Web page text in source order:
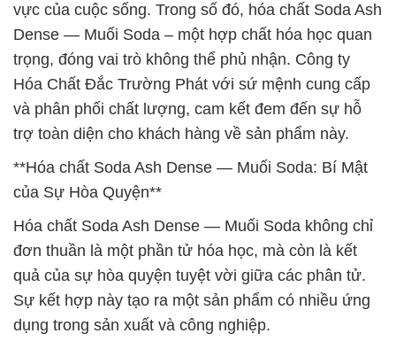
vực của cuộc sống. Trong số đó, hóa chất Soda Ash
Dense — Muối Soda – một hợp chất hóa học quan
trọng, đóng vai trò không thể phủ nhận. Công ty
Hóa Chất Đắc Trường Phát với sứ mệnh cung cấp
và phân phối chất lượng, cam kết đem đến sự hỗ
trợ toàn diện cho khách hàng về sản phẩm này.
**Hóa chất Soda Ash Dense — Muối Soda: Bí Mật
của Sự Hòa Quyện**
Hóa chất Soda Ash Dense — Muối Soda không chỉ
đơn thuần là một phần tử hóa học, mà còn là kết
quả của sự hòa quyện tuyệt vời giữa các phân tử.
Sự kết hợp này tạo ra một sản phẩm có nhiều ứng
dụng trong sản xuất và công nghiệp.